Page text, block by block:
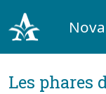
Les phares